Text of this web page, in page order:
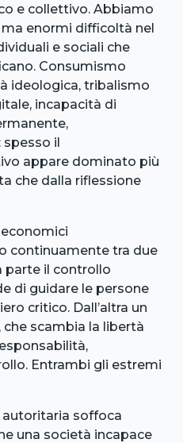
e collettivo. Abbiamo
enormi difficoltà nel
e sociali che
Consumismo
ideologica, tribalismo
incapacità di
il
appare dominato più
che dalla riflessione
continuamente tra due
parte il controllo
di guidare le persone
critico. Dall’altra un
scambia la libertà
Entrambi gli estremi
soffoca
una società incapace